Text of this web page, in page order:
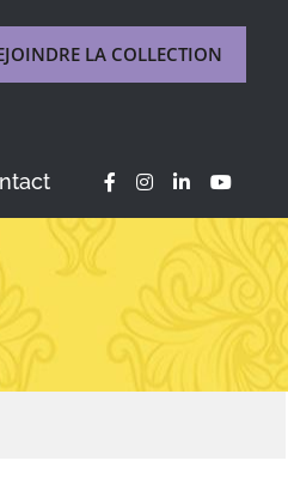
LA COLLECTION